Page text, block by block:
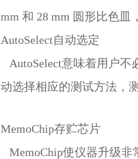
mm 和 28 mm 圆形比色皿
AutoSelect自动选定
AutoSelect意味着用户不
动选择相应的测试方法，
MemoChip存贮芯片
MemoChip使仪器升级非